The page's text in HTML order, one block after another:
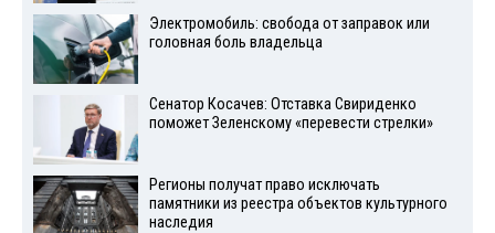
Электромобиль: свобода от заправок или
головная боль владельца
Сенатор Косачев: Отставка Свириденко
поможет Зеленскому «перевести стрелки»
Регионы получат право исключать
памятники из реестра объектов культурного
наследия